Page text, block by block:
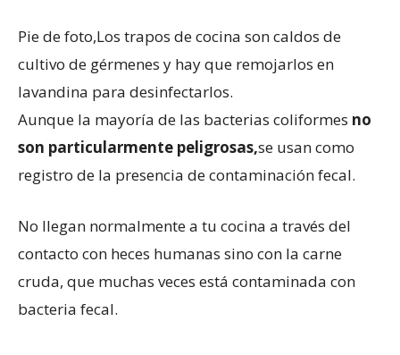
Pie de foto,Los trapos de cocina son caldos de
cultivo de gérmenes y hay que remojarlos en
lavandina para desinfectarlos.
Aunque la mayoría de las bacterias coliformes no
son particularmente peligrosas,se usan como
registro de la presencia de contaminación fecal.
No llegan normalmente a tu cocina a través del
contacto con heces humanas sino con la carne
cruda, que muchas veces está contaminada con
bacteria fecal.